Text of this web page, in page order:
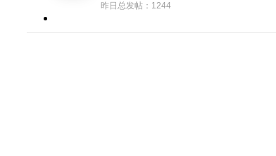
昨日总发帖：1244